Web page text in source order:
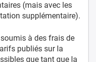
(mais avec les
supplémentaire).
à des frais de
publiés sur la
que tant que la